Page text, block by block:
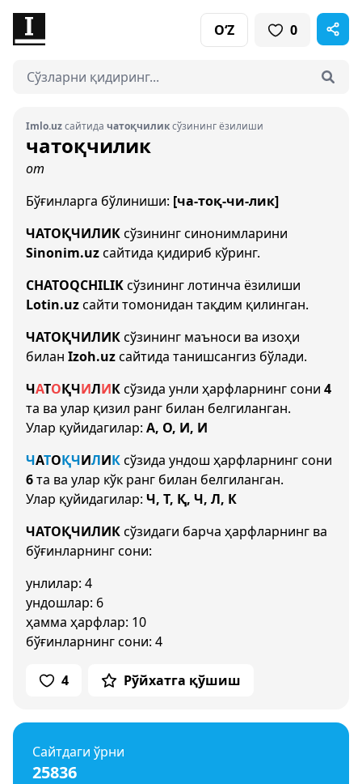
O‘Z 0
Imlo.uzсайтида чатоқчиликсўзининг ёзилиши
чатоқчилик
от
Бўғинларга бўлиниши: [ча-тоқ-чи-лик]
ЧАТОҚЧИЛИКсўзининг синонимларини
Sinonim.uzсайтида қидириб кўринг.
CHATOQCHILIKсўзининг лотинча ёзилиши
Lotin.uzсайти томонидан тақдим қилинган.
ЧАТОҚЧИЛИКсўзининг маъноси ва изоҳи
билан Izoh.uzсайтида танишсангиз бўлади.
ЧАТОҚЧИЛИКсўзида унли ҳарфларнинг сони 4
та ва улар қизил ранг билан белгиланган.
Улар қуйидагилар: А, О, И, И
ЧАТОҚЧИЛИКсўзида ундош ҳарфларнинг сони
6та ва улар кўк ранг билан белгиланган.
Улар қуйидагилар: Ч, Т, Қ, Ч, Л, К
ЧАТОҚЧИЛИКсўзидаги барча ҳарфларнинг ва
бўғинларнинг сони:
унлилар: 4
ундошлар: 6
ҳамма ҳарфлар: 10
бўғинларнинг сони: 4
4 Рўйхатга қўшиш
Сайтдаги ўрни
25836